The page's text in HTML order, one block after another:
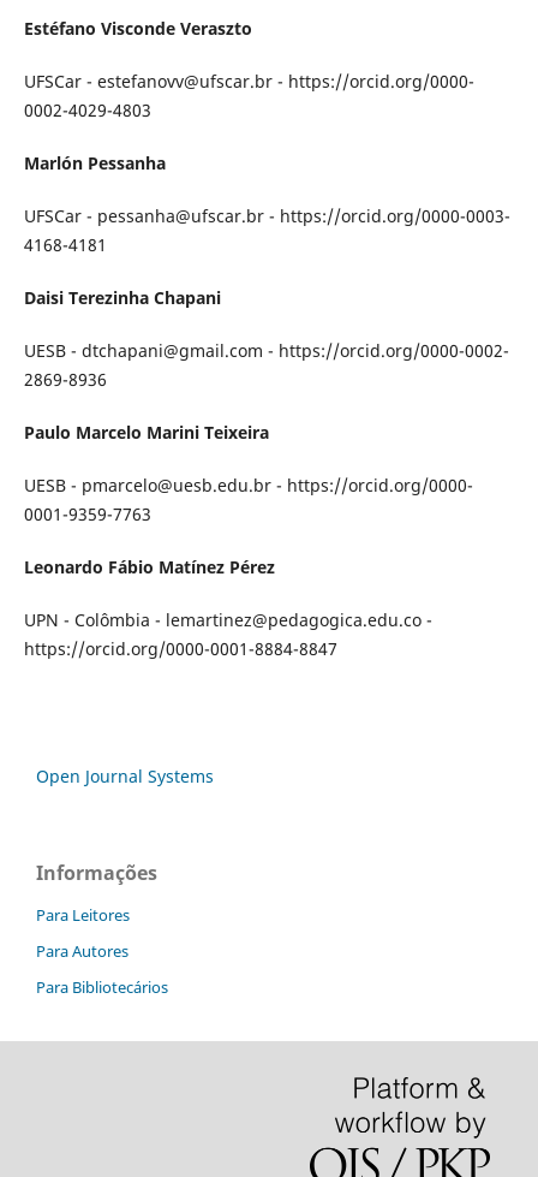
Estéfano Visconde Veraszto
UFSCar - estefanovv@ufscar.br - https://orcid.org/0000-
0002-4029-4803
Marlón Pessanha
UFSCar - pessanha@ufscar.br - https://orcid.org/0000-0003-
4168-4181
Daisi Terezinha Chapani
UESB - dtchapani@gmail.com - https://orcid.org/0000-0002-
2869-8936
Paulo Marcelo Marini Teixeira
UESB - pmarcelo@uesb.edu.br - https://orcid.org/0000-
0001-9359-7763
Leonardo Fábio Matínez Pérez
UPN - Colômbia - lemartinez@pedagogica.edu.co -
https://orcid.org/0000-0001-8884-8847
Open Journal Systems
Informações
Para Leitores
Para Autores
Para Bibliotecários